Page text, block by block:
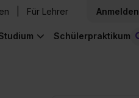
Für Lehrer Anmelden
Schülerpraktikum